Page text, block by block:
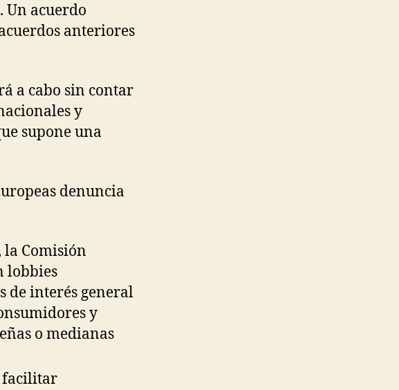
Un acuerdo
anteriores
a cabo sin contar
y
supone una
denuncia
la Comisión
lobbies
de interés general
y
o medianas
facilitar